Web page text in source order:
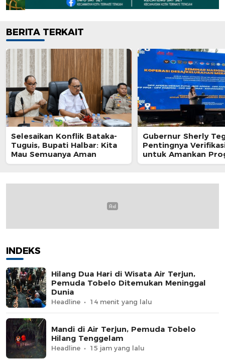
BERITA TERKAIT
Selesaikan Konflik Bataka-
Tuguis, Bupati Halbar: Kita
Mau Semuanya Aman
Gubernur Sherly
Pentingnya
untuk Amankan
Kedaulatan Pangan
INDEKS
Hilang Dua Hari di Wisata Air Terjun,
Pemuda Tobelo Ditemukan Meninggal
Dunia
Headline 14 menit yang lalu
Mandi di Air Terjun, Pemuda Tobelo
Hilang Tenggelam
Headline 15 jam yang lalu